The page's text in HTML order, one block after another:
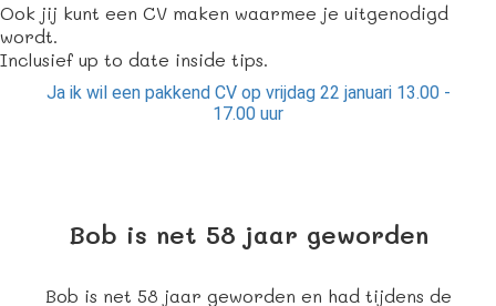
Ook jij kunt een CV maken waarmee je uitgenodigd
wordt.
Inclusief up to date inside tips.
Ja ik wil een pakkend CV op vrijdag 22 januari 13.00 -
17.00 uur
Bob is net 58 jaar geworden
Bob is net 58 jaar geworden en had tijdens de